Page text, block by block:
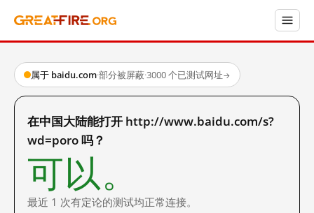
属于 baidu.com·部分被屏蔽·3000 个已测试网址→
在中国大陆能打开 http://www.baidu.com/s?
wd=poro 吗？
可以。
最近 1 次有定论的测试均正常连接。